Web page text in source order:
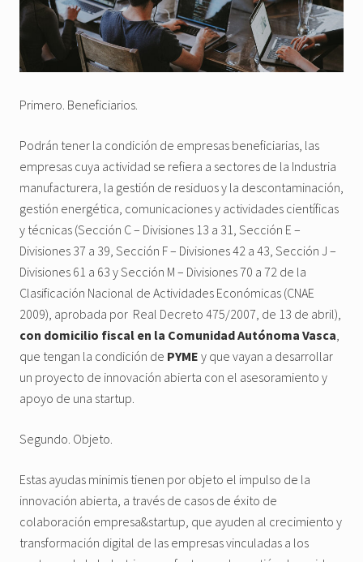
Primero. Beneficiarios.
Podrán tener la condición de empresas beneficiarias, las
empresas cuya actividad se refiera a sectores de la Industria
manufacturera, la gestión de residuos y la descontaminación,
gestión energética, comunicaciones y actividades científicas
y técnicas (Sección C – Divisiones 13 a 31, Sección E –
Divisiones 37 a 39, Sección F – Divisiones 42 a 43, Sección J –
Divisiones 61 a 63 y Sección M – Divisiones 70 a 72 de la
Clasificación Nacional de Actividades Económicas (CNAE
2009), aprobada por Real Decreto 475/2007, de 13 de abril),
con domicilio fiscal en la Comunidad Autónoma Vasca
que tengan la condición de PYME y que vayan a desarrollar
un proyecto de innovación abierta con el asesoramiento y
apoyo de una startup.
Segundo. Objeto.
Estas ayudas minimis tienen por objeto el impulso de la
innovación abierta, a través de casos de éxito de
colaboración empresa&startup, que ayuden al crecimiento y
transformación digital de las empresas vinculadas a los